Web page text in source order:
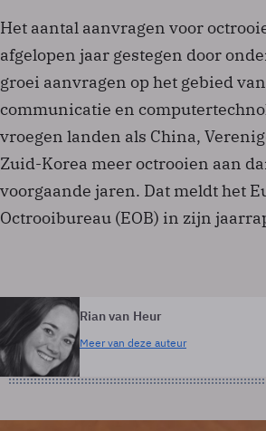
Het aantal aanvragen voor
afgelopen jaar gestegen door
groei aanvragen op het gebied
communicatie en
vroegen landen als China,
Zuid-Korea meer octrooien aan
voorgaande jaren. Dat meldt het
Octrooibureau (EOB) in zijn
Rian van Heur
Meer van deze auteur